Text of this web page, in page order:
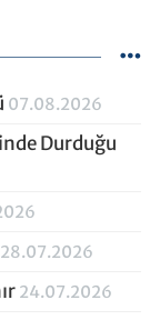
07.08.2026
Durduğu
28.07.2026
24.07.2026